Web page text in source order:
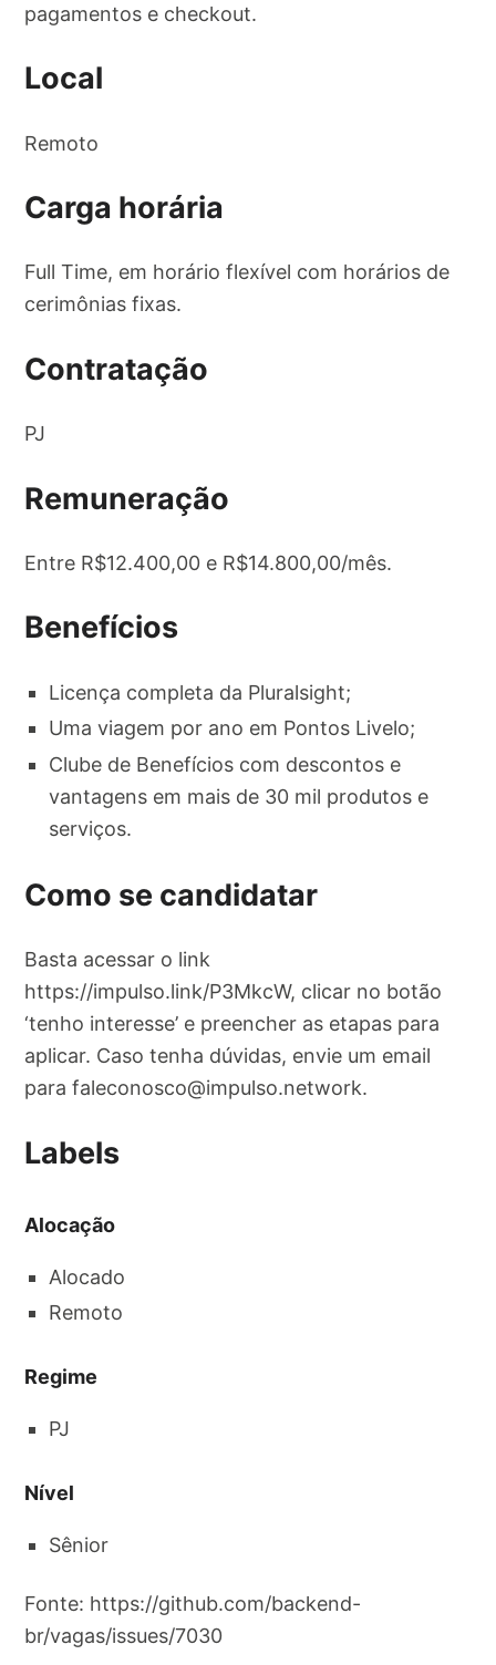
pagamentos e checkout.
Local
Remoto
Carga horária
Full Time, em horário flexível com horários de
cerimônias fixas.
Contratação
PJ
Remuneração
Entre R$12.400,00 e R$14.800,00/mês.
Benefícios
Licença completa da Pluralsight;
Uma viagem por ano em Pontos Livelo;
Clube de Benefícios com descontos e
vantagens em mais de 30 mil produtos e
serviços.
Como se candidatar
Basta acessar o link
https://impulso.link/P3MkcW, clicar no botão
‘tenho interesse’ e preencher as etapas para
aplicar. Caso tenha dúvidas, envie um email
parafaleconosco@impulso.network.
Labels
Alocação
Alocado
Remoto
Regime
PJ
Nível
Sênior
Fonte: https://github.com/backend-
br/vagas/issues/7030